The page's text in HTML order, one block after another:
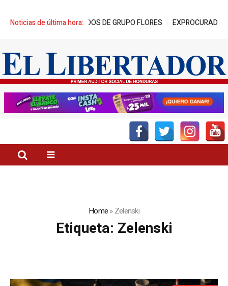
Noticias de última hora:
DE GRUPO FLORES EXPROCURADOR: “HA VUELTO EL ESTADO
Home»Zelenski
Etiqueta: Zelenski